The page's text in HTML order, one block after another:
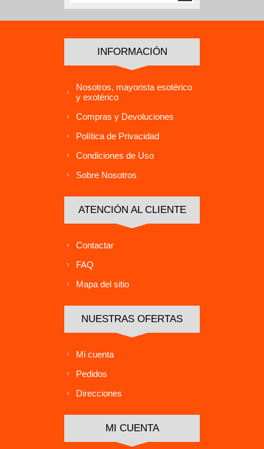
INFORMACIÓN
Nosotros, mayorista esotérico
y exotérico
Compras y Devoluciones
Política de Privacidad
Condiciones de Uso
Sobre Nosotros
ATENCIÓN AL CLIENTE
Contactar
FAQ
Mapa del sitio
NUESTRAS OFERTAS
Mi cuenta
Pedidos
Direcciones
MI CUENTA